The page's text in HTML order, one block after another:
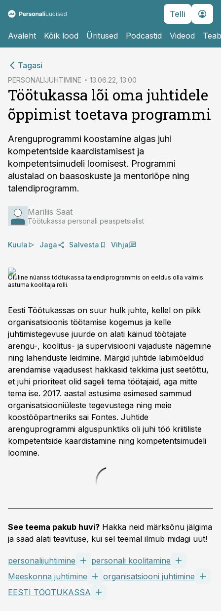
Telli
Avaleht Kõik lood Üritused Podcastid Videod
Tagasi
PERSONALIJUHTIMINE 13.06.22, 13:00
Töötukassa lõi oma juhtidele
õppimist toetava programmi
Arenguprogrammi koostamine algas juhi
kompetentside kaardistamisest ja
kompetentsimudeli loomisest. Programmi
alustalad on baasoskuste ja mentoriõpe ning
talendiprogramm.
Mariliis Saat
Töötukassa personali peaspetsialist
Kuula Jaga Salvesta Vihja
Oluline nüanss töötukassa talendiprogrammis on eeldus olla valmis
astuma koolitaja rolli.
Eesti Töötukassas on suur hulk juhte, kellel on pikk
organisatsioonis töötamise kogemus ja kelle
juhtimistegevuse juurde on alati käinud töötajate
arengu-, koolitus- ja supervisiooni vajaduste nägemine
ning lahenduste leidmine. Märgid juhtide läbimõeldud
arendamise vajadusest hakkasid tekkima just seetõttu,
et juhi prioriteet olid sageli tema töötajaid, aga mitte
tema ise. 2017. aastal astusime esimesed sammud
organisatsiooniüleste tegevustega ning meie
koostööpartneriks sai Fontes. Juhtide
arenguprogrammi alguspunktiks oli juhi töö kriitiliste
kompetentside kaardistamine ning kompetentsimudeli
loomine.
See teema pakub huvi? Hakka neid märksõnu jälgima
ja saad alati teavituse, kui sel teemal ilmub midagi uut!
personalijuhtimine
personali koolitamine
Meeskonna juhtimine
organisatsiooni juhtimine
EESTI TÖÖTUKASSA